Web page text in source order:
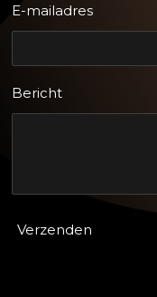
E-mailadres
Bericht
Verzenden